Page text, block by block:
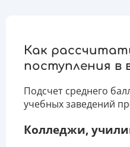
Как
поступления в
Подсчет среднего
учебных заведений
Колледжи,